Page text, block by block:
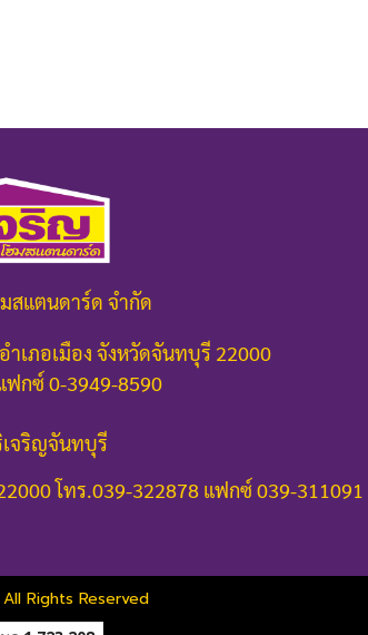
สแตนดาร์ด จำกัด
เภอเมือง จังหวัดจันทบุรี 22000
ฟกซ์ 0-3949-8590
จริญจันทบุรี
โทร.039-322878 แฟกซ์ 039-311091
Rights Reserved